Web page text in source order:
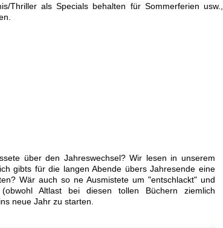
Thriller als Specials behalten für Sommerferien usw.,
über den Jahreswechsel? Wir lesen in unserem
gibts für die langen Abende übers Jahresende eine
Wär auch so ne Ausmistete um "entschlackt" und
(obwohl Altlast bei diesen tollen Büchern ziemlich
neue Jahr zu starten.